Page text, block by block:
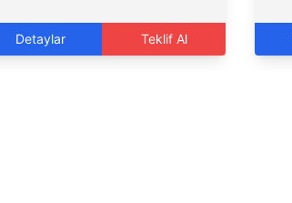
Detaylar Teklif Al